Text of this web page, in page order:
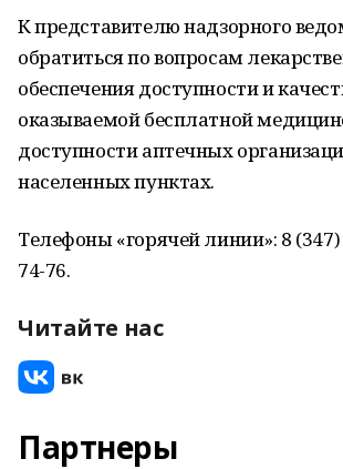
К представителю надзорного
обратиться по вопросам
обеспечения доступности и
оказываемой бесплатной
доступности аптечных
населенных пунктах.
Телефоны «горячей линии»: 8 (347)
74-76.
Читайте нас
Партнеры